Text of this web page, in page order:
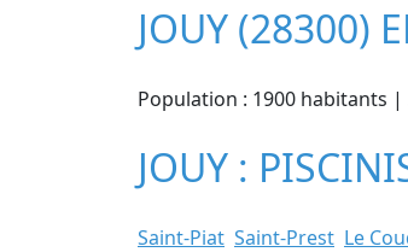
JOUY (28300)
Population : 1900 habitants
JOUY :
Saint-Piat Saint-Prest Le